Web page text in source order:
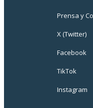
Prensa y
X (Twitter)
Facebook
TikTok
Instagram